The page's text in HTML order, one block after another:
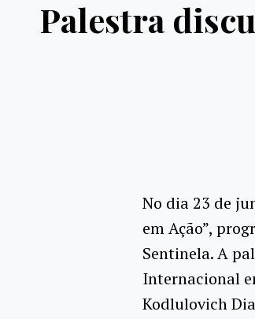
Palestra
No dia 23 de
em Ação”,
Sentinela. A
Internacional
Kodlulovich